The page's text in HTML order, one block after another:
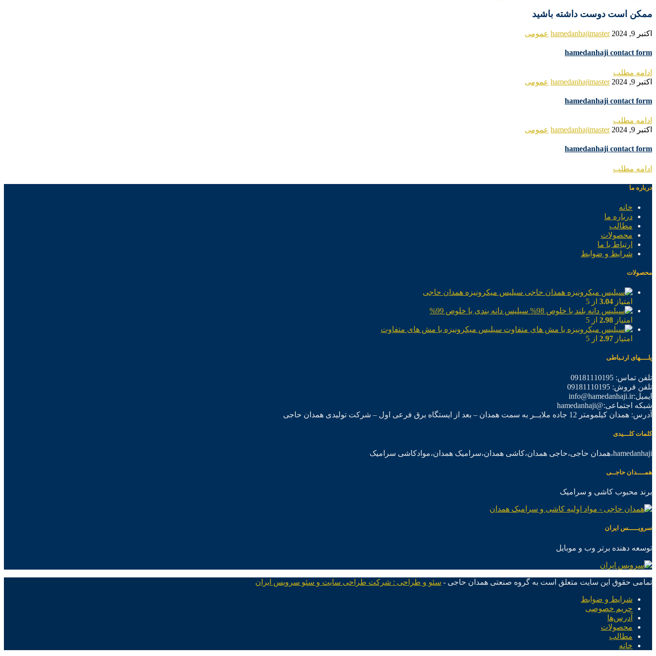
ممکن است دوست داشته باشید
اکتبر 9, 2024 hamedanhajimaster عمومی
hamedanhaji contact form
ادامه مطلب
اکتبر 9, 2024
hamedanhajimaster عمومی
hamedanhaji contact form
ادامه مطلب
اکتبر 9, 2024
hamedanhajimaster عمومی
hamedanhaji contact form
ادامه مطلب
درباره ما
خانه
درباره ما
مطالب
محصولات
ارتباط با ما
شرایط و ضوابط
محصولات
سیلیس میکرونیزه همدان حاجی
امتیاز 3.04 از 5
سیلیس دانه بندی با خلوص 99%
امتیاز 2.98 از 5
سیلیس میکرونیزه با مش های متفاوت
امتیاز 2.97 از 5
پلــــهای ارتـباطی
تلفن تماس: 09181110195
تلفن فروش: 09181110195
ایمیل:info@hamedanhaji.ir
شبکه اجتماعی:@hamedanhaji
آدرس: همدان کیلمومتر 12 جاده ملایــر به سمت همدان – بعد از ایستگاه برق فرعی اول – شرکت تولیدی همدان حاجی
کلمات کلـــیدی
hamedanhaji،همدان حاجی،حاجی همدان،کاشی همدان،سرامیک همدان،موادکاشی سرامیک
همــــدان حاجــی
برند محبوب کاشی و سرامیک
سرویـــــس ایران
توسعه دهنده برتر وب و موبایل
تمامی حقوق این سایت متعلق است به گروه صنعتی همدان حاجی - سئو و طراحی : شرکت طراحی سایت و سئو سرویس ایران
شرایط و ضوابط
حریم خصوصی
آدرس‌ها
محصولات
مطالب
خانه